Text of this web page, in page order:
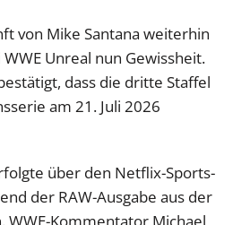
von Mike Santana weiterhin
Unreal nun Gewissheit.
dass die dritte Staffel
am 21. Juli 2026
über den Netflix-Sports-
der RAW-Ausgabe aus der
WWE-Kommentator Michael